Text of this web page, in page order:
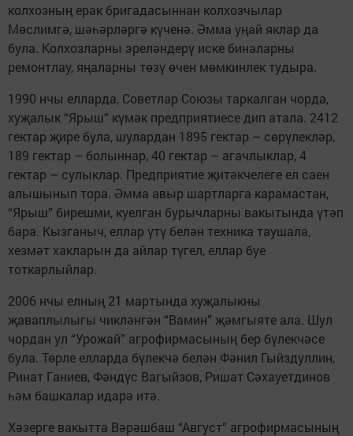
колхозның ерак бригадасыннан колхозчылар
Мөслимгә, шәһәрләргә күченә. Әмма уңай яклар да
була. Колхозларны эреләндерү иске биналарны
ремонтлау, яңаларны төзү өчен мөмкинлек тудыра.
1990 нчы елларда, Советлар Союзы таркалган чорда,
хуҗалык “Ярыш” күмәк предприятиесе дип атала. 2412
гектар җире була, шулардан 1895 гектар – сөрүлекләр,
189 гектар – болыннар, 40 гектар – агачлыклар, 4
гектар – сулыклар. Предприятие җитәкчелеге ел саен
алышынып тора. Әмма авыр шартларга карамастан,
“Ярыш” бирешми, куелган бурычларны вакытында үтәп
бара. Кызганыч, еллар үтү белән техника таушала,
хезмәт хакларын да айлар түгел, еллар буе
тоткарлыйлар.
2006 нчы елның 21 мартында хуҗалыкны
җаваплылыгы чикләнгән “Вамин” җәмгыяте ала. Шул
чордан ул “Урожай” агрофирмасының бер бүлекчәсе
була. Төрле елларда бүлекчә белән Фәнил Гыйздуллин,
Ринат Ганиев, Фәндүс Вагыйзов, Ришат Сәхауетдинов
һәм башкалар идарә итә.
Хәзерге вакытта Вәрәшбаш “Август” агрофирмасының